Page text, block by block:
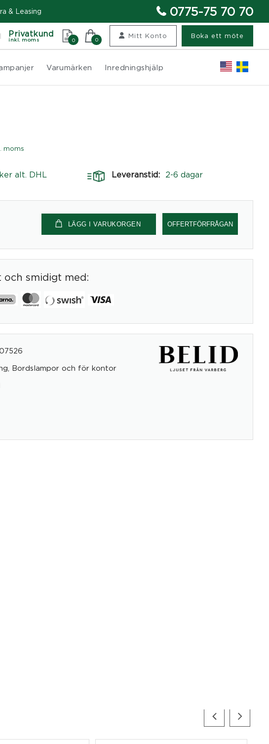
& Leasing 0775-75 70 70
Privatkund
inkl. moms 0 0
Mitt Konto Boka ett möte
Varumärken Inredningshjälp
moms
alt. DHL Leveranstid: 2-6 dagar
LÄGG I VARUKORGEN OFFERTFÖRFRÅGAN
och smidigt med:
Bordslampor och för kontor